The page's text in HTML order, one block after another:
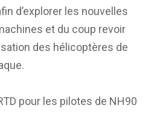
d’explorer les nouvelles
et du coup revoir
des hélicoptères de